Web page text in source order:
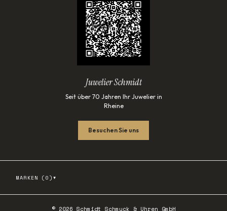
Juwelier Schmidt
Seit über 70 Jahren Ihr Juwelier in
Rheine
Besuchen Sie uns
MARKEN ( 0 ) ▾
© 2026 Schmidt Schmuck & Uhren GmbH